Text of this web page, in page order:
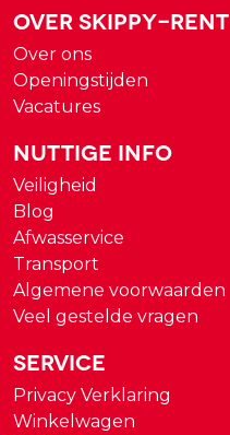
Over Skippy-rent
Over ons
Openingstijden
Vacatures
Nuttige Info
Veiligheid
Blog
Afwasservice
Transport
Algemene voorwaarden
Veel gestelde vragen
Service
Privacy Verklaring
Winkelwagen